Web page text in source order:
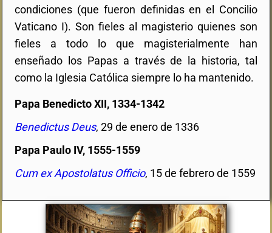
condiciones (que fueron definidas en el Concilio
Vaticano I). Son fieles al magisterio quienes son
fieles a todo lo que magisterialmente han
enseñado los Papas a través de la historia, tal
como la Iglesia Católica siempre lo ha mantenido.
Papa Benedicto XII, 1334-1342
Benedictus Deus, 29 de enero de 1336
Papa Paulo IV, 1555-1559
Cum ex Apostolatus Officio, 15 de febrero de 1559